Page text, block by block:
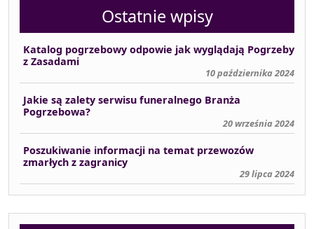
Ostatnie wpisy
Katalog pogrzebowy odpowie jak wyglądają Pogrzeby
z Zasadami
10 października 2024
Jakie są zalety serwisu funeralnego Branża
Pogrzebowa?
20 września 2024
Poszukiwanie informacji na temat przewozów
zmarłych z zagranicy
29 lipca 2024